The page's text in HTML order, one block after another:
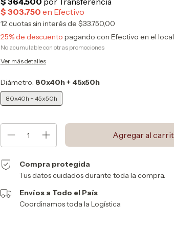
12cuotas sin interés de $33.750,00
25% de descuento pagando con Efectivo en el local
No acumulable con otras promociones
Ver más detalles
Diámetro: 80x40h + 45x50h
80x40h + 45x50h
Compra protegida
Tus datos cuidados durante toda la compra.
Envíos a Todo el País
Coordinamos toda la Logística